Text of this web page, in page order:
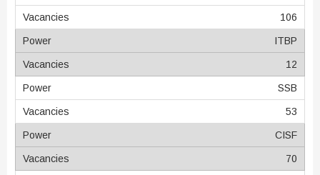
106
ITBP
12
SSB
53
CISF
70